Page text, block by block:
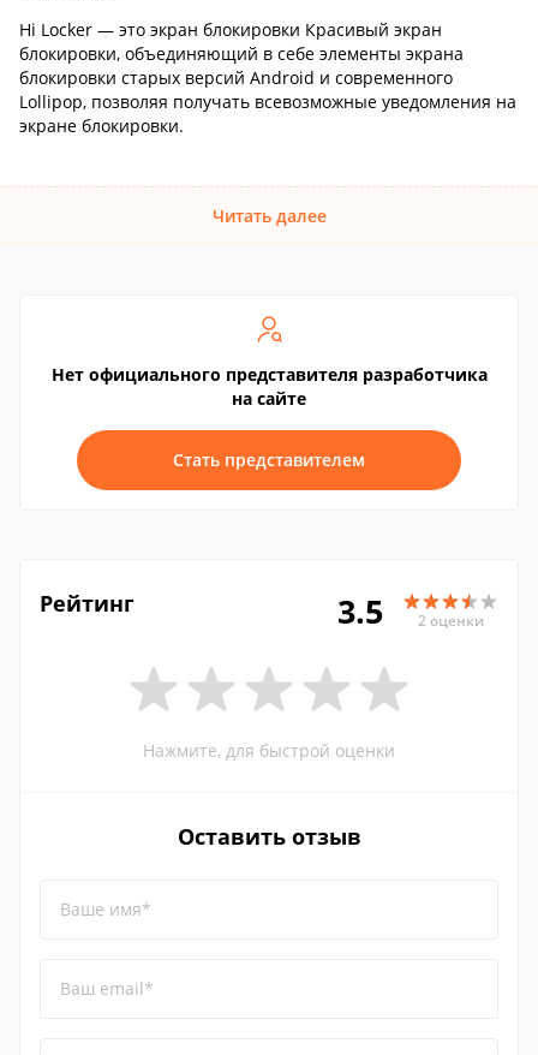
Hi Locker — это экран блокировки Красивый экран
блокировки, объединяющий в себе элементы экрана
блокировки старых версий Android и современного
Lollipop, позволяя получать всевозможные уведомления на
экране блокировки.
Читать далее
Нет официального представителя разработчика
на сайте
Стать представителем
Рейтинг 3.5 2 оценки
Нажмите, для быстрой оценки
Оставить отзыв
Ваше имя*
Ваш email*